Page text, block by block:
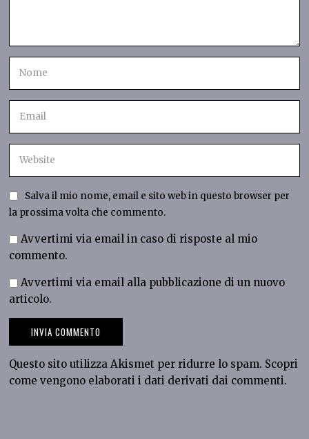
Salva il mio nome, email e sito web in questo browser per
la prossima volta che commento.
Avvertimi via email in caso di risposte al mio
commento.
Avvertimi via email alla pubblicazione di un nuovo
articolo.
Questo sito utilizza Akismet per ridurre lo spam. Scopri
come vengono elaborati i dati derivati dai commenti.